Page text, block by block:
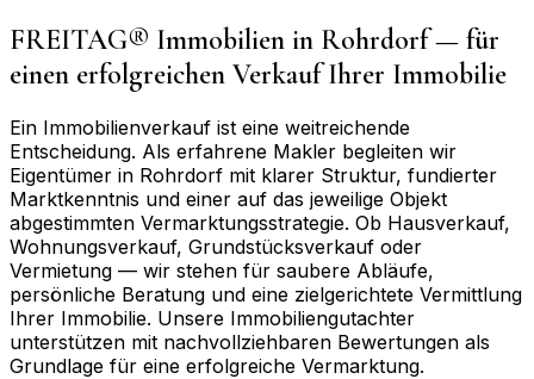
FREITAG® Immobilien in Rohrdorf— für
einen erfolgreichen Verkauf Ihrer Immobilie
Ein Immobilienverkauf ist eine weitreichende
Entscheidung. Als erfahrene Makler begleiten wir
Eigentümer in Rohrdorf mit klarer Struktur, fundierter
Marktkenntnis und einer auf das jeweilige Objekt
abgestimmten Vermarktungsstrategie. Ob Hausverkauf,
Wohnungsverkauf, Grundstücksverkauf oder
Vermietung — wir stehen für saubere Abläufe,
persönliche Beratung und eine zielgerichtete Vermittlung
Ihrer Immobilie. Unsere Immobiliengutachter
unterstützen mit nachvollziehbaren Bewertungen als
Grundlage für eine erfolgreiche Vermarktung.